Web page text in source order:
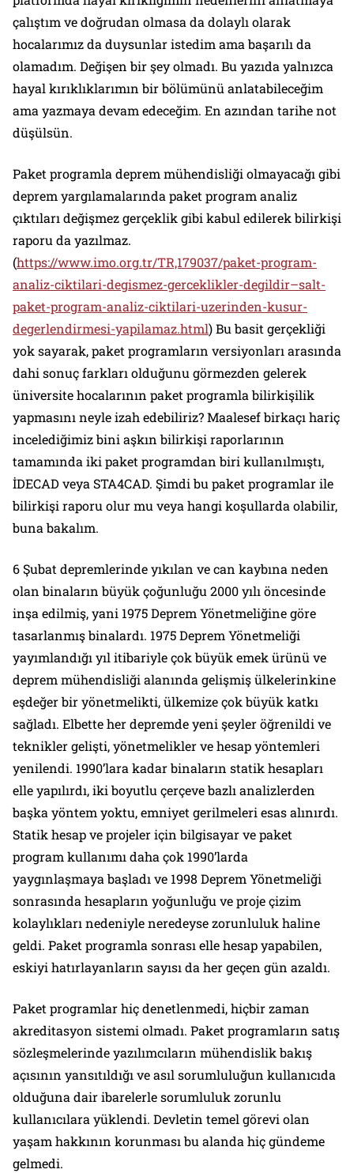
çalıştım ve doğrudan olmasa da dolaylı olarak
hocalarımız da duysunlar istedim ama başarılı da
olamadım. Değişen bir şey olmadı. Bu yazıda yalnızca
hayal kırıklıklarımın bir bölümünü anlatabileceğim
ama yazmaya devam edeceğim. En azından tarihe not
düşülsün.
Paket programla deprem mühendisliği olmayacağı gibi
deprem yargılamalarında paket program analiz
çıktıları değişmez gerçeklik gibi kabul edilerek bilirkişi
raporu da yazılmaz.
(https://www.imo.org.tr/TR,179037/paket-program-
analiz-ciktilari-degismez-gerceklikler-degildir–salt-
paket-program-analiz-ciktilari-uzerinden-kusur-
degerlendirmesi-yapilamaz.html) Bu basit gerçekliği
yok sayarak, paket programların versiyonları arasında
dahi sonuç farkları olduğunu görmezden gelerek
üniversite hocalarının paket programla bilirkişilik
yapmasını neyle izah edebiliriz? Maalesef birkaçı hariç
incelediğimiz bini aşkın bilirkişi raporlarının
tamamında iki paket programdan biri kullanılmıştı,
İDECAD veya STA4CAD. Şimdi bu paket programlar ile
bilirkişi raporu olur mu veya hangi koşullarda olabilir,
buna bakalım.
6 Şubat depremlerinde yıkılan ve can kaybına neden
olan binaların büyük çoğunluğu 2000 yılı öncesinde
inşa edilmiş, yani 1975 Deprem Yönetmeliğine göre
tasarlanmış binalardı. 1975 Deprem Yönetmeliği
yayımlandığı yıl itibariyle çok büyük emek ürünü ve
deprem mühendisliği alanında gelişmiş ülkelerinkine
eşdeğer bir yönetmelikti, ülkemize çok büyük katkı
sağladı. Elbette her depremde yeni şeyler öğrenildi ve
teknikler gelişti, yönetmelikler ve hesap yöntemleri
yenilendi. 1990’lara kadar binaların statik hesapları
elle yapılırdı, iki boyutlu çerçeve bazlı analizlerden
başka yöntem yoktu, emniyet gerilmeleri esas alınırdı.
Statik hesap ve projeler için bilgisayar ve paket
program kullanımı daha çok 1990’larda
yaygınlaşmaya başladı ve 1998 Deprem Yönetmeliği
sonrasında hesapların yoğunluğu ve proje çizim
kolaylıkları nedeniyle neredeyse zorunluluk haline
geldi. Paket programla sonrası elle hesap yapabilen,
eskiyi hatırlayanların sayısı da her geçen gün azaldı.
Paket programlar hiç denetlenmedi, hiçbir zaman
akreditasyon sistemi olmadı. Paket programların satış
sözleşmelerinde yazılımcıların mühendislik bakış
açısının yansıtıldığı ve asıl sorumluluğun kullanıcıda
olduğuna dair ibarelerle sorumluluk zorunlu
kullanıcılara yüklendi. Devletin temel görevi olan
yaşam hakkının korunması bu alanda hiç gündeme
gelmedi.